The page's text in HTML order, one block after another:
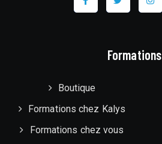
Formations
Boutique
Formations chez Kalys
Formations chez vous